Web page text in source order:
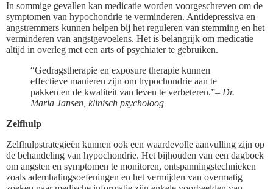
In sommige gevallen kan medicatie worden voorgeschreven om de
symptomen van hypochondrie te verminderen. Antidepressiva en
angstremmers kunnen helpen bij het reguleren van stemming en het
verminderen van angstgevoelens. Het is belangrijk om medicatie
altijd in overleg met een arts of psychiater te gebruiken.
“Gedragstherapie en exposure therapie kunnen
effectieve manieren zijn om hypochondrie aan te
pakken en de kwaliteit van leven te verbeteren.”– Dr.
Maria Jansen, klinisch psycholoog
Zelfhulp
Zelfhulpstrategieën kunnen ook een waardevolle aanvulling zijn op
de behandeling van hypochondrie. Het bijhouden van een dagboek
om angsten en symptomen te monitoren, ontspanningstechnieken
zoals ademhalingsoefeningen en het vermijden van overmatig